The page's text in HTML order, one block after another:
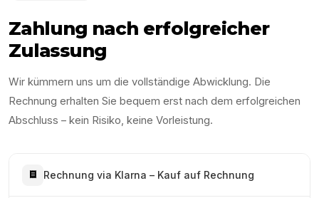
Zahlung nach erfolgreicher
Zulassung
Wir kümmern uns um die vollständige Abwicklung. Die
Rechnung erhalten Sie bequem erst nach dem erfolgreichen
Abschluss – kein Risiko, keine Vorleistung.
Rechnung via Klarna – Kauf auf Rechnung